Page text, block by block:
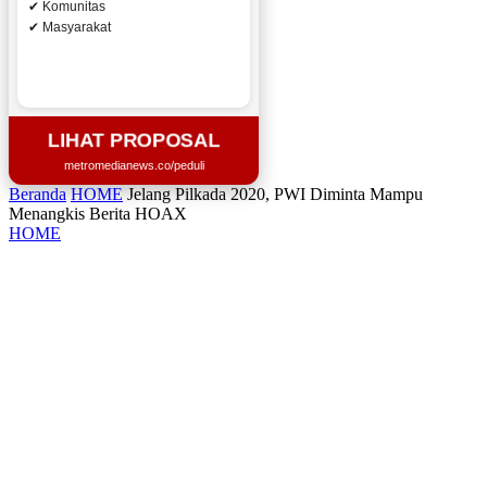
✔ Komunitas
✔ Masyarakat
LIHAT PROPOSAL
metromedianews.co/peduli
Beranda HOME Jelang Pilkada 2020, PWI Diminta Mampu
Menangkis Berita HOAX
HOME